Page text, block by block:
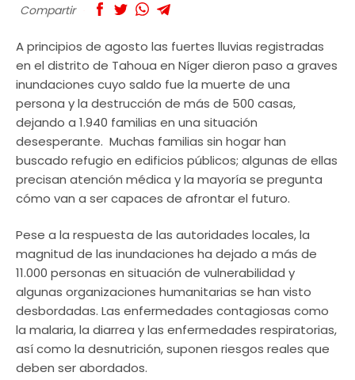
Compartir
A principios de agosto las fuertes lluvias registradas
en el distrito de Tahoua en Níger dieron paso a graves
inundaciones cuyo saldo fue la muerte de una
persona y la destrucción de más de 500 casas,
dejando a 1.940 familias en una situación
desesperante. Muchas familias sin hogar han
buscado refugio en edificios públicos; algunas de ellas
precisan atención médica y la mayoría se pregunta
cómo van a ser capaces de afrontar el futuro.
Pese a la respuesta de las autoridades locales, la
magnitud de las inundaciones ha dejado a más de
11.000 personas en situación de vulnerabilidad y
algunas organizaciones humanitarias se han visto
desbordadas. Las enfermedades contagiosas como
la malaria, la diarrea y las enfermedades respiratorias,
así como la desnutrición, suponen riesgos reales que
deben ser abordados.